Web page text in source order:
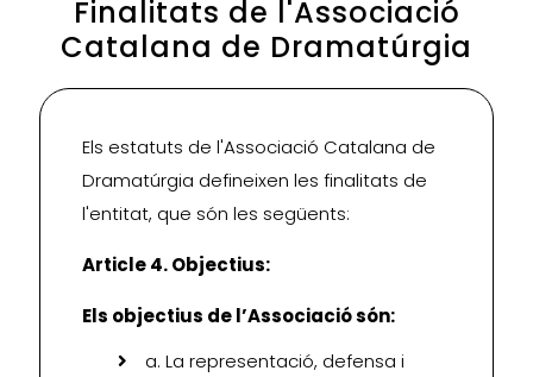
Finalitats de l'Associació
Catalana de Dramatúrgia
Els estatuts de l'Associació Catalana de
Dramatúrgia defineixen les finalitats de
l'entitat, que són les següents:
Article 4. Objectius:
Els objectius de l’Associació són:
a. La representació, defensa i